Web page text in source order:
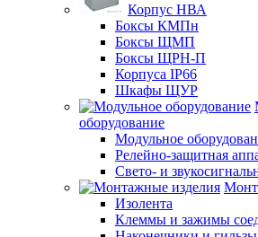
Корпус НВА
Боксы КМПн
Боксы ЩМП
Боксы ЩРН-П
Корпуса IP66
Шкафы ЩУР
оборудование
Модульное
Релейно-защитная
Свето- и
Изолента
Клеммы и зажимы